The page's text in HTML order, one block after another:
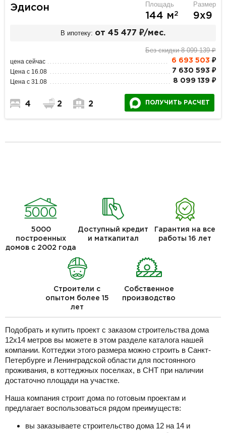
Эдисон Площадь
144 м2
Размер
9х9
В ипотеку: от 45 477 ₽/мес.
Без скидки 8 099 139 ₽
цена сейчас 6 693 503 ₽
Цена с 16.08 7 630 593 ₽
Цена с 31.08 8 099 139 ₽
4 2 2 ПОЛУЧИТЬ РАСЧЕТ
5000
построенных
домов с 2002 года
Доступный кредит
и маткапитал
Гарантия на все
работы 16 лет
Строители с
опытом более 15
лет
Собственное
производство
Подобрать и купить проект с заказом строительства дома
12х14 метров вы можете в этом разделе каталога нашей
компании. Коттеджи этого размера можно строить в Санкт-
Петербурге и Ленинградской области для постоянного
проживания, в коттеджных поселках, в СНТ при наличии
достаточно площади на участке.
Наша компания строит дома по готовым проектам и
предлагает воспользоваться рядом преимуществ:
вы заказываете строительство дома 12 на 14 и